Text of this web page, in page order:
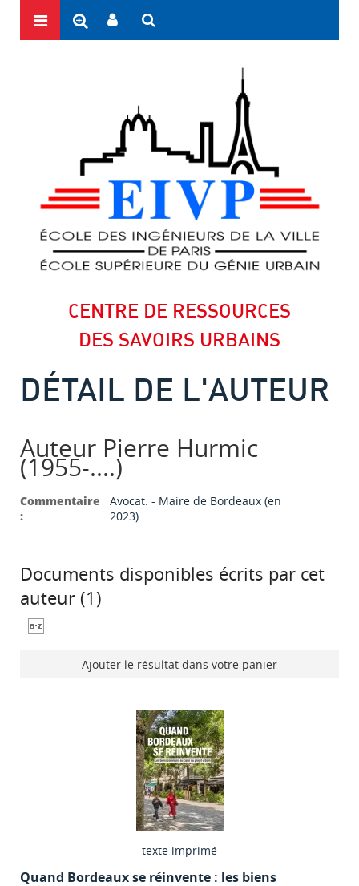
CENTRE DE RESSOURCES
DES SAVOIRS URBAINS
DÉTAIL DE L'AUTEUR
Auteur Pierre Hurmic
(1955-....)
Commentaire
:
Avocat. - Maire de Bordeaux (en
2023)
Documents disponibles écrits par cet
auteur (1 )
Ajouter le résultat dans votre panier
texte imprimé
Quand Bordeaux se réinvente : les biens